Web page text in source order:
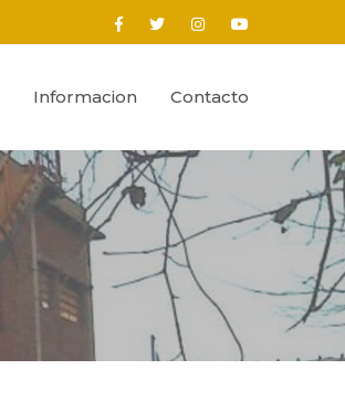
Informacion Contacto